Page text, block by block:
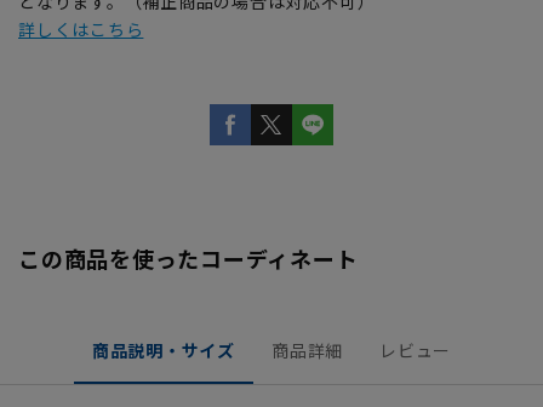
詳しくはこちら
この商品を使ったコーディネート
商品説明・サイズ 商品詳細 レビュー